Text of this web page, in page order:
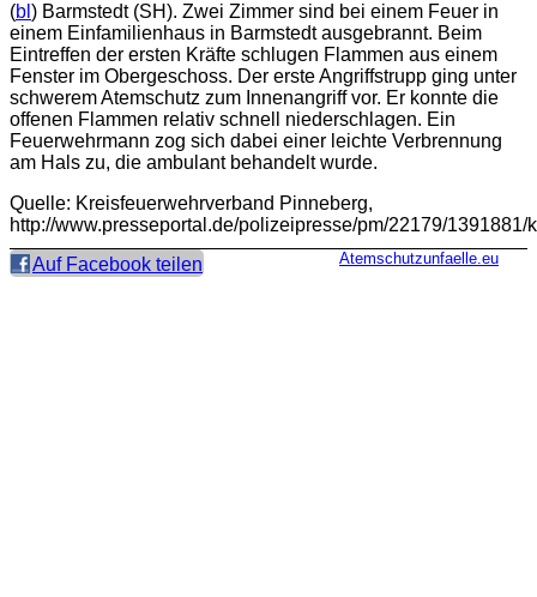
(bl ) Barmstedt (SH). Zwei Zimmer sind bei einem Feuer in
einem Einfamilienhaus in Barmstedt ausgebrannt. Beim
Eintreffen der ersten Kräfte schlugen Flammen aus einem
Fenster im Obergeschoss. Der erste Angriffstrupp ging unter
schwerem Atemschutz zum Innenangriff vor. Er konnte die
offenen Flammen relativ schnell niederschlagen. Ein
Feuerwehrmann zog sich dabei einer leichte Verbrennung
am Hals zu, die ambulant behandelt wurde.
Quelle: Kreisfeuerwehrverband Pinneberg,
http://www.presseportal.de/polizeipresse/pm/22179/
Auf Facebook teilen
Atemschutzunfaelle.eu